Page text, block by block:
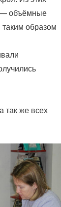
— объёмные
образом
так же всех